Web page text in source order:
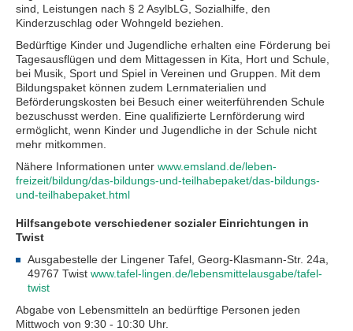
sind, Leistungen nach § 2 AsylbLG, Sozialhilfe, den
Kinderzuschlag oder Wohngeld beziehen.
Bedürftige Kinder und Jugendliche erhalten eine Förderung bei
Tagesausflügen und dem Mittagessen in Kita, Hort und Schule,
bei Musik, Sport und Spiel in Vereinen und Gruppen. Mit dem
Bildungspaket können zudem Lernmaterialien und
Beförderungskosten bei Besuch einer weiterführenden Schule
bezuschusst werden. Eine qualifizierte Lernförderung wird
ermöglicht, wenn Kinder und Jugendliche in der Schule nicht
mehr mitkommen.
Nähere Informationen unter www.emsland.de/leben-
freizeit/bildung/das-bildungs-und-teilhabepaket/das-bildungs-
und-teilhabepaket.html
Hilfsangebote verschiedener sozialer Einrichtungen in
Twist
Ausgabestelle der Lingener Tafel, Georg-Klasmann-Str. 24a,
49767 Twist www.tafel-lingen.de/lebensmittelausgabe/tafel-
twist
Abgabe von Lebensmitteln an bedürftige Personen jeden
Mittwoch von 9:30 - 10:30 Uhr.